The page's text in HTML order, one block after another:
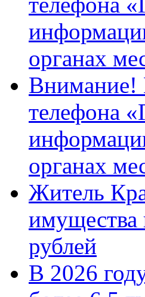
органах
Внимание!
телефона
органах
Житель
имущества
рублей
В 2026